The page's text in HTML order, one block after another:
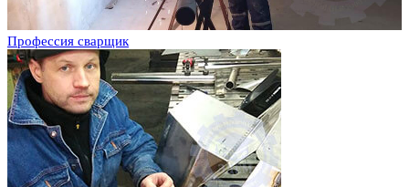
Профессия сварщик